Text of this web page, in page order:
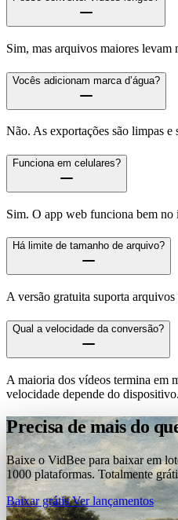
Sim, mas arquivos maiores levam
Vocês adicionam marca d’água?
Não. As exportações são limpas e
Funciona em celulares?
Sim. O app web funciona bem
Há limite de tamanho de arquivo?
A versão gratuita suporta
Qual a velocidade da conversão?
A maioria dos vídeos termina em
velocidade depende do dispositivo.
Precisa de mais do
Baixe o VidBee para baixar em
1000 plataformas. Totalmente
Baixar grátisVer lançamentos